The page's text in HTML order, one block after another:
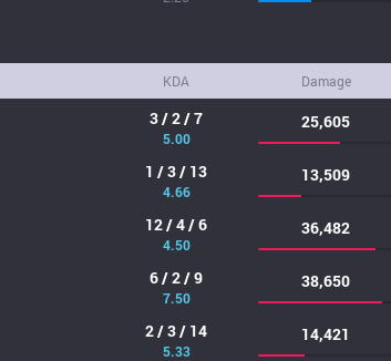
KDA Damage
3 / 2 / 7
5.00
25,605
1 / 3 / 13
4.66
13,509
12 / 4 / 6
4.50
36,482
6 / 2 / 9
7.50
38,650
2 / 3 / 14
5.33
14,421